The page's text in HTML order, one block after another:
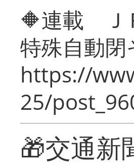
🔶連載 Ｊ
特殊自動閉
https://
25/
🎁交通